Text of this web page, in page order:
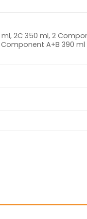
ml, 2C 350 ml, 2
A+B 390